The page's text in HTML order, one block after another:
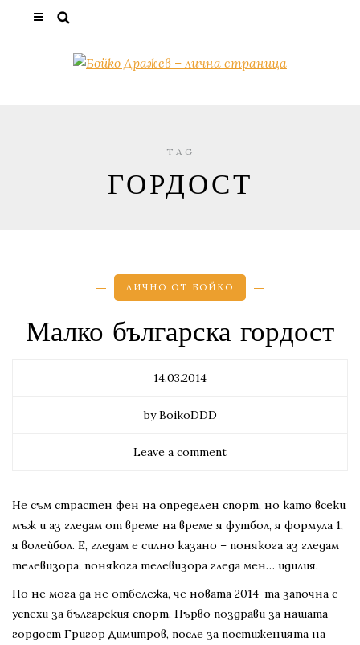
TAG
ГОРДОСТ
ЛИЧНО ОТ БОЙКО
Малко българска гордост
14.03.2014
by BoikoDDD
Leave a comment
Не съм страстен фен на определен спорт, но като всеки
мъж и аз гледам от време на време я футбол, я формула 1,
я волейбол. Е, гледам е силно казано – понякога аз гледам
телевизора, понякога телевизора гледа мен… идилия.
Но не мога да не отбележа, че новата 2014-та започна с
успехи за българския спорт. Първо поздрави за нашата
гордост Григор Димитров, после за постиженията на